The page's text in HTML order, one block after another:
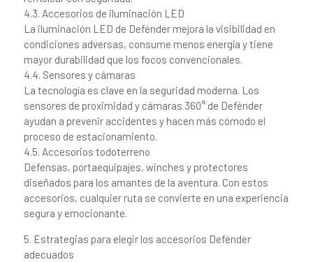
4.3. Accesorios de iluminación LED
La iluminación LED de Defénder mejora la visibilidad en
condiciones adversas, consume menos energía y tiene
mayor durabilidad que los focos convencionales.
4.4. Sensores y cámaras
La tecnología es clave en la seguridad moderna. Los
sensores de proximidad y cámaras 360° de Defénder
ayudan a prevenir accidentes y hacen más cómodo el
proceso de estacionamiento.
4.5. Accesorios todoterreno
Defensas, portaequipajes, winches y protectores
diseñados para los amantes de la aventura. Con estos
accesorios, cualquier ruta se convierte en una experiencia
segura y emocionante.
5. Estrategias para elegir los accesorios Defénder
adecuados